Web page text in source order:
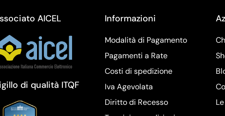
AICEL
di qualità ITQF
Informazioni
Modalità di Pagamento
Pagamenti a Rate
Costi di spedizione
Iva Agevolata
Diritto di Recesso